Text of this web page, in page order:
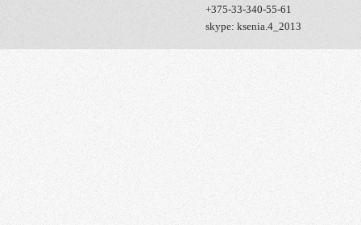
+375-33-340-55-61
skype: ksenia.4_2013